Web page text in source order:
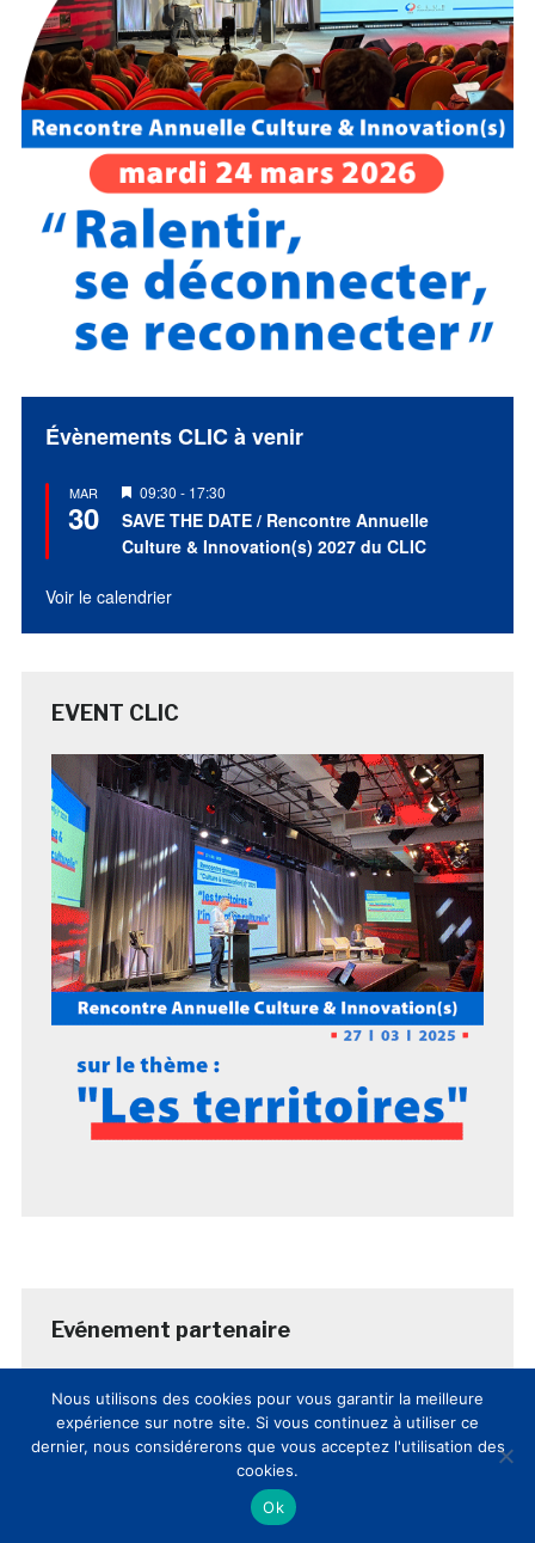
Évènements CLIC à venir
MAR
30
Mis
en
avant
09:30 - 17:30
SAVE THE DATE / Rencontre Annuelle
Culture & Innovation(s) 2027 du CLIC
Voir le calendrier
EVENT CLIC
Evénement partenaire
Nous utilisons des cookies pour vous garantir la meilleure
expérience sur notre site. Si vous continuez à utiliser ce
dernier, nous considérerons que vous acceptez l'utilisation des
cookies.
Ok